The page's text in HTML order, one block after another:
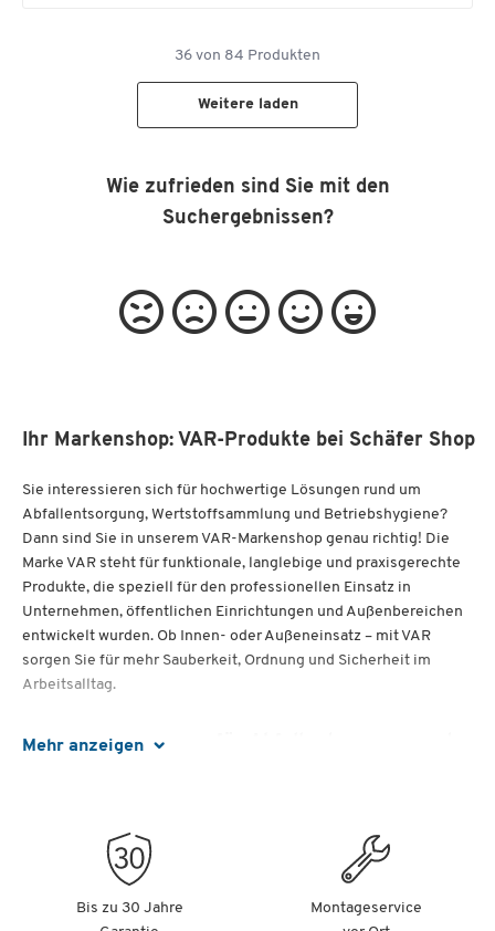
36 von 84 Produkten
Weitere laden
Wie zufrieden sind Sie mit den
Suchergebnissen?
Mehr anzeigen
Ihr Markenshop: VAR-Produkte bei Schäfer Shop
Sie interessieren sich für hochwertige Lösungen rund um
Abfallentsorgung, Wertstoffsammlung und Betriebshygiene?
Dann sind Sie in unserem VAR-Markenshop genau richtig! Die
Marke VAR steht für funktionale, langlebige und praxisgerechte
Produkte, die speziell für den professionellen Einsatz in
Unternehmen, öffentlichen Einrichtungen und Außenbereichen
entwickelt wurden. Ob Innen- oder Außeneinsatz – mit VAR
sorgen Sie für mehr Sauberkeit, Ordnung und Sicherheit im
Arbeitsalltag.
Effiziente Lösungen für Abfallentsorgung und
eine hohe Verarbeitungsqualität und durchdachte Funktionen.
Viele Modelle sind speziell auf den täglichen Dauereinsatz
Abfällen sowie die strukturierte Wertstofftrennung. Dank
Bis zu 30 Jahre
Montageservice